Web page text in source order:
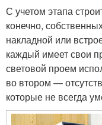
С учетом этапа
конечно,
накладной или
каждый имеет свои
световой проем
во втором —
которые не всегда